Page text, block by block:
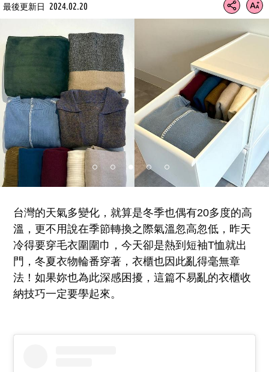
最後更新日 2024.02.20
台灣的天氣多變化，就算是冬季也偶有20多度的高
溫，更不用說在季節轉換之際氣溫忽高忽低，昨天
冷得要穿毛衣圍圍巾，今天卻是熱到短袖T恤就出
門，冬夏衣物輪番穿著，衣櫃也因此亂得毫無章
法！如果妳也為此深感困擾，這篇不易亂的衣櫃收
納技巧一定要學起來。